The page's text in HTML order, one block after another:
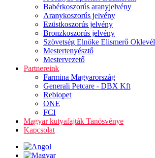
Babérkoszorús aranyjelvény
Aranykoszorús jelvény
Ezüstkoszorús jelvény
Bronzkoszorús jelvény
Szövetség Elnöke Elismerő Oklevél
Mestertenyésztő
Mestervezető
Partnereink
Farmina Magyarország
Generali Petcare - DBX Kft
Rebiopet
ONE
FCI
Magyar kutyafajták Tanösvénye
Kapcsolat